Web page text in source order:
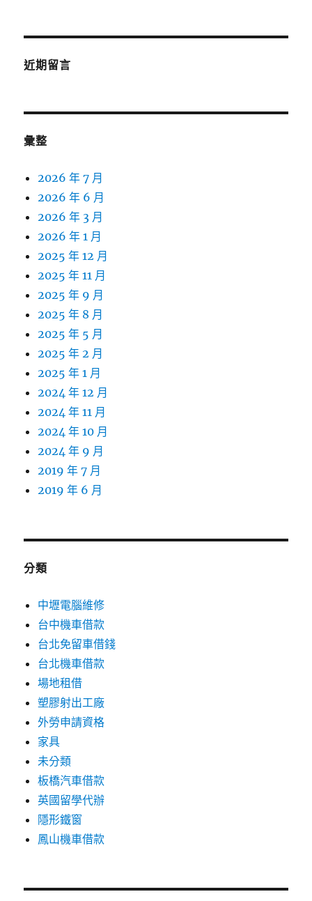
近期留言
彙整
2026 年 7 月
2026 年 6 月
2026 年 3 月
2026 年 1 月
2025 年 12 月
2025 年 11 月
2025 年 9 月
2025 年 8 月
2025 年 5 月
2025 年 2 月
2025 年 1 月
2024 年 12 月
2024 年 11 月
2024 年 10 月
2024 年 9 月
2019 年 7 月
2019 年 6 月
分類
中壢電腦維修
台中機車借款
台北免留車借錢
台北機車借款
場地租借
塑膠射出工廠
外勞申請資格
家具
未分類
板橋汽車借款
英國留學代辦
隱形鐵窗
鳳山機車借款